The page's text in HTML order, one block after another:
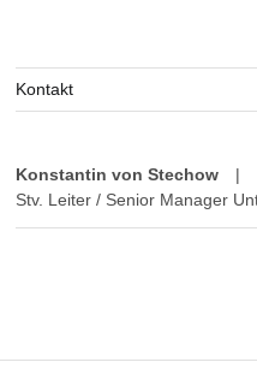
Kontakt
Konstantin von Stechow
|
Stv. Leiter / Senior Manager